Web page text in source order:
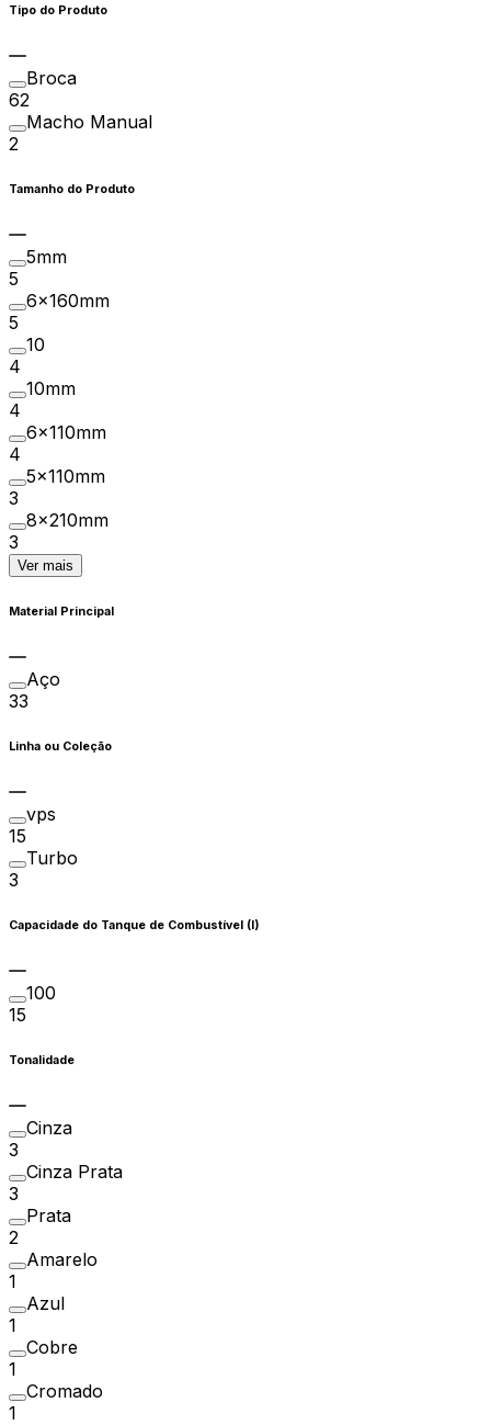
Tipo do Produto
Broca
62
Macho Manual
2
Tamanho do Produto
5mm
5
6x160mm
5
10
4
10mm
4
6x110mm
4
5x110mm
3
8x210mm
3
Ver mais
Material Principal
Aço
33
Linha ou Coleção
vps
15
Turbo
3
Capacidade do Tanque de Combustível (l)
100
15
Tonalidade
Cinza
3
Cinza Prata
3
Prata
2
Amarelo
1
Azul
1
Cobre
1
Cromado
1